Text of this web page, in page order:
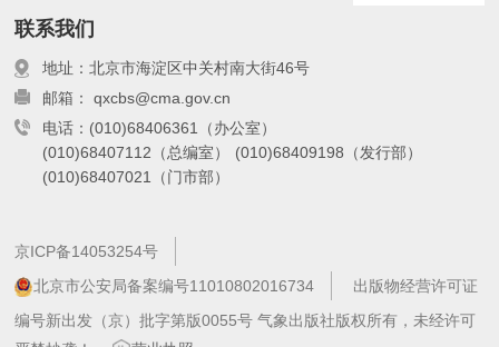
联系我们
地址：北京市海淀区中关村南大街46号
邮箱： qxcbs@cma.gov.cn
电话：(010)68406361（办公室）
(010)68407112（总编室）
(010)68409198（发行部）
(010)68407021（门市部）
京ICP备14053254号
北京市公安局备案编号11010802016734
出版物经营许可证
编号新出发（京）批字第版0055号 气象出版社版权所有，未经许可